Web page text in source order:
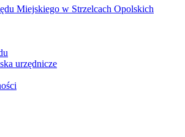
Miejskiego w Strzelcach Opolskich
urzędnicze